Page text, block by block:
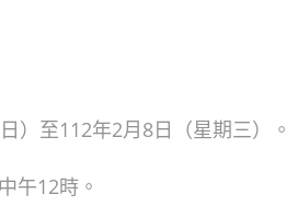
）至112年2月8日（星期三）。
午12時。